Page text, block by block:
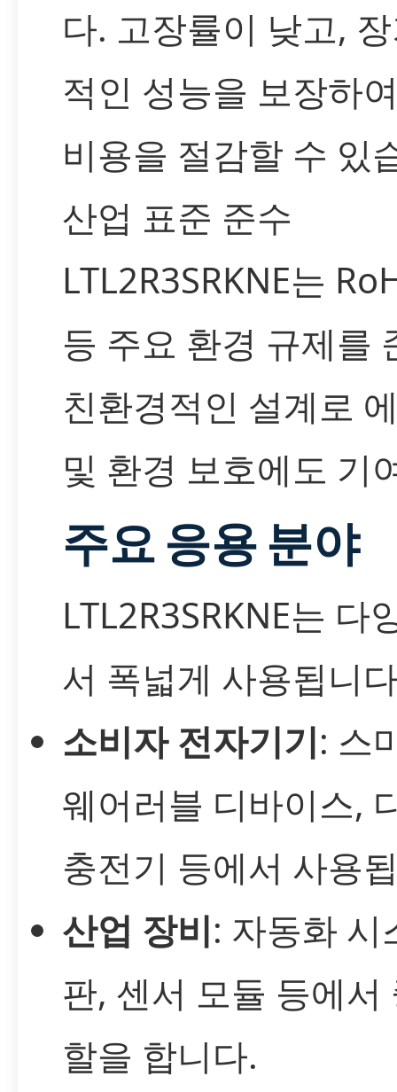
다. 고장률이 낮고,
적인 성능을 보장하
비용을 절감할 수 있
산업 표준 준수
LTL2R3SRKNE는
등 주요 환경 규제를
친환경적인 설계로
및 환경 보호에도 기
주요 응용 분야
LTL2R3SRKNE는 다
서 폭넓게 사용됩니
소비자 전자기기: 스
웨어러블 디바이스,
충전기 등에서 사용
산업 장비: 자동화 시
판, 센서 모듈 등에서
할을 합니다.